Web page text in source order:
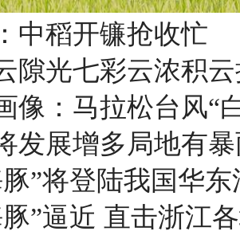
中稻开镰抢收忙
隙光七彩云浓积
像：马拉松台风“
发展增多局地有
”将登陆我国华
”逼近 直击浙江